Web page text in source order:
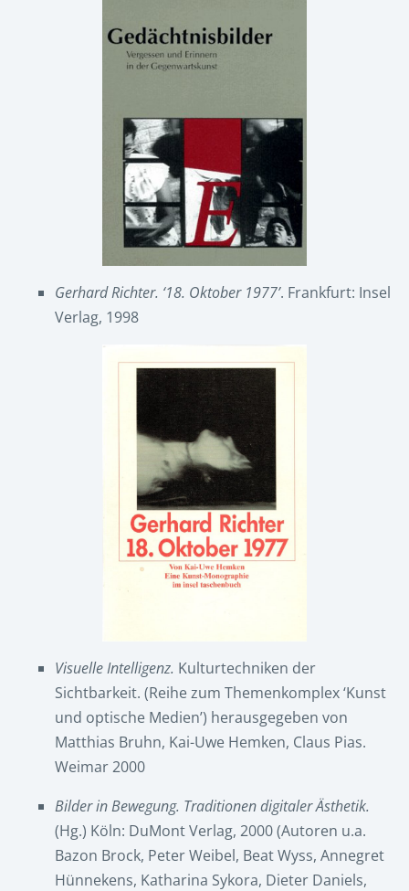
Gerhard Richter. ‘18. Oktober 1977’. Frankfurt: Insel
Verlag, 1998
Visuelle Intelligenz. Kulturtechniken der
Sichtbarkeit. (Reihe zum Themenkomplex ‘Kunst
und optische Medien’) herausgegeben von
Matthias Bruhn, Kai-Uwe Hemken, Claus Pias.
Weimar 2000
Bilder in Bewegung. Traditionen digitaler Ästhetik.
(Hg.) Köln: DuMont Verlag, 2000 (Autoren u.a.
Bazon Brock, Peter Weibel, Beat Wyss, Annegret
Hünnekens, Katharina Sykora, Dieter Daniels,